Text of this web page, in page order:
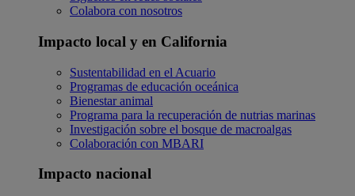
Colabora con nosotros
Impacto local y en California
Sustentabilidad en el Acuario
Programas de educación oceánica
Bienestar animal
Programa para la recuperación de nutrias marinas
Investigación sobre el bosque de macroalgas
Colaboración con MBARI
Impacto nacional